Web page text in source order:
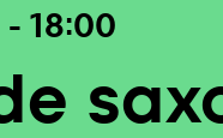
- 18:00